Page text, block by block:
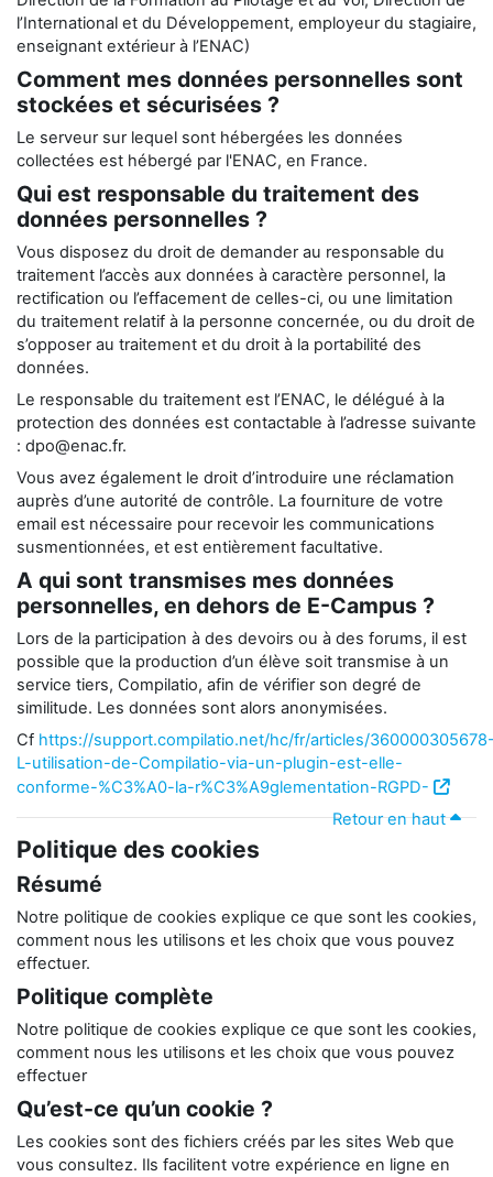
l’International et du Développement, employeur du stagiaire,
enseignant extérieur à l’ENAC)
Comment mes données personnelles sont
stockées et sécurisées ?
Le serveur sur lequel sont hébergées les données
collectées est hébergé par l'ENAC, en France.
Qui est responsable du traitement des
données personnelles ?
Vous disposez du droit de demander au responsable du
traitement l’accès aux données à caractère personnel, la
rectification ou l’effacement de celles-ci, ou une limitation
du traitement relatif à la personne concernée, ou du droit de
s’opposer au traitement et du droit à la portabilité des
données.
Le responsable du traitement est l’ENAC, le délégué à la
protection des données est contactable à l’adresse suivante
: dpo@enac.fr.
Vous avez également le droit d’introduire une réclamation
auprès d’une autorité de contrôle. La fourniture de votre
email est nécessaire pour recevoir les communications
susmentionnées, et est entièrement facultative.
A qui sont transmises mes données
personnelles, en dehors de E-Campus ?
Lors de la participation à des devoirs ou à des forums, il est
possible que la production d’un élève soit transmise à un
service tiers, Compilatio, afin de vérifier son degré de
similitude. Les données sont alors anonymisées.
Cf https://support.compilatio.net/hc/fr/articles/
L-utilisation-de-Compilatio-via-un-plugin-est-elle-
conforme-%C3%A0-la-r%C3%A9glementation-RGPD-
Retour en haut
Politique des cookies
Résumé
Notre politique de cookies explique ce que sont les cookies,
comment nous les utilisons et les choix que vous pouvez
effectuer.
Politique complète
Notre politique de cookies explique ce que sont les cookies,
comment nous les utilisons et les choix que vous pouvez
effectuer
Qu’est-ce qu’un cookie ?
Les cookies sont des fichiers créés par les sites Web que
vous consultez. Ils facilitent votre expérience en ligne en